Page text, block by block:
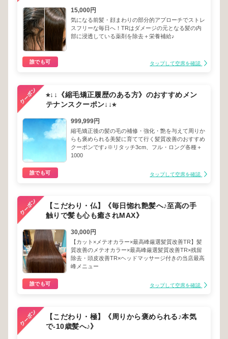
15,000円
気になる前髪・顔まわりの部分的アプローチでストレ
スフリーな毎日へ！TRはダメージの元となる髪の内
部に浸透している薬剤を除去＋栄養補給♪
誰でも可 タップして空席を確認
⭐︎↓↓《縮毛矯正履歴のある方》のおすすめメン
テナンスクーポン↓↓⭐︎
999,999円
縮毛矯正後の髪の毛の補修・強化・艶を与えて周りか
らも褒められる美髪に育てて行く髪質改善のおすすめ
クーポンです♪※リタッチ3cm、フル・ロング各種＋
1000
誰でも可 タップして空席を確認
【こだわり・仏】《毎日惚れ艶髪へ♪至高の手
触りで髪も心も癒されMAX》
30,000円
【カット×メテオカラー×最高峰厳選髪質改善TR】髪
質改善のメテオカラー×最高峰厳選髪質改善TR×残留
除去・頭皮改善TR×ヘッドマッサージ付きの当店最高
峰メニュー
誰でも可 タップして空席を確認
【こだわり・極】《周りから褒められる♪本気
で-10歳髪へ♪》